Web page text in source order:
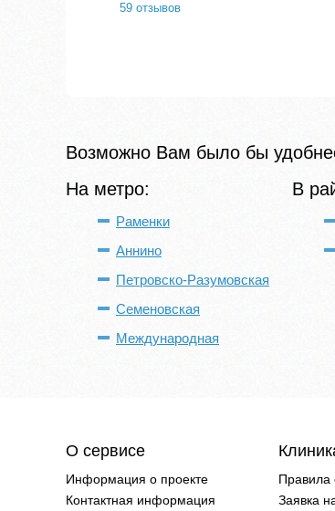
59 отзывов
Возможно Вам было бы
На метро:
Раменки
Аннино
Петровско-Разумовская
Семеновская
Международная
В
О сервисе
Информация о проекте
Контактная информация
Правила
Заявка